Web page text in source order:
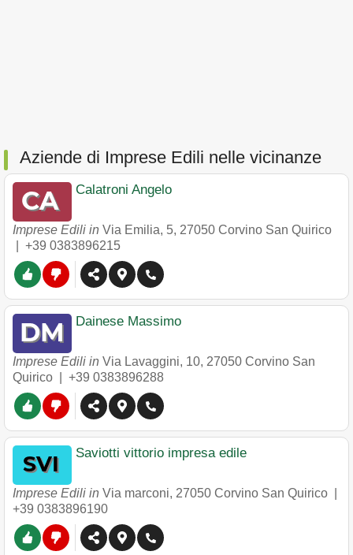
Aziende di Imprese Edili nelle vicinanze
Calatroni Angelo
Imprese Edili in Via Emilia, 5, 27050 Corvino San Quirico
+39 0383896215
Dainese Massimo
Imprese Edili in Via Lavaggini, 10, 27050 Corvino San
Quirico
+39 0383896288
Saviotti vittorio impresa edile
Imprese Edili in Via marconi, 27050 Corvino San Quirico
+39 0383896190